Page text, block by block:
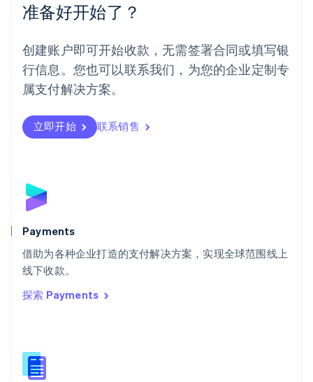
准备好开始了？
创建账户即可开始收款，无需签署合同或填写银
行信息。您也可以联系我们，为您的企业定制专
属支付解决方案。
立即开始 联系销售
Payments
借助为各种企业打造的支付解决方案，实现全球范围线上
线下收款。
探索 Payments
挪威
葡萄牙
Português English
日本
日本語English
瑞典
瑞士
DeutschFrançais
English
斯洛文尼亚
泰国
ไทยEnglish
希腊
English
西班牙
新西兰
English